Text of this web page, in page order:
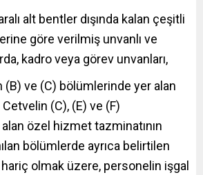
alt bentler dışında kalan çeşitli
göre verilmiş unvanlı ve
kadro veya görev unvanları,
(B) ve (C) bölümlerinde yer alan
Cetvelin (C), (E) ve (F)
özel hizmet tazminatının
bölümlerde ayrıca belirtilen
olmak üzere, personelin işgal